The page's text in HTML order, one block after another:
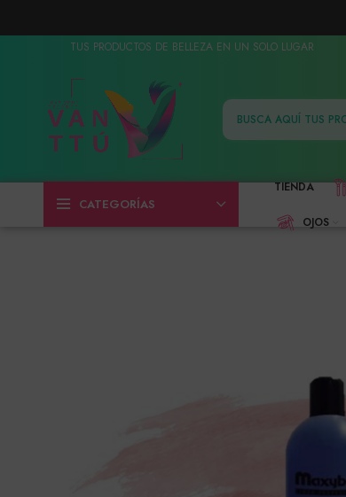
TUS PRODUCTOS DE BELLEZA EN UN SOLO LUGAR
CATEGORÍAS
TIENDA
OJOS